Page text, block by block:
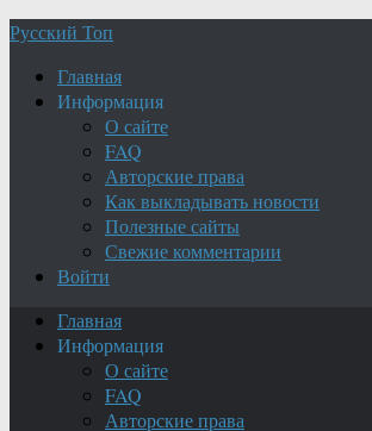
Русский Топ
Главная
Информация
О сайте
FAQ
Авторские права
Как выкладывать новости
Полезные сайты
Свежие комментарии
Войти
Главная
Информация
О сайте
FAQ
Авторские права